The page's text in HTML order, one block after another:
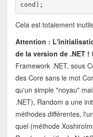
cond);
Cela est totalement
Attention :
de la version de .NET !
Framework .NET, sous
des Core sans le mot
qu'un simple "noyau"
.NET), Random a une
méthodes différentes,
quel (méthode